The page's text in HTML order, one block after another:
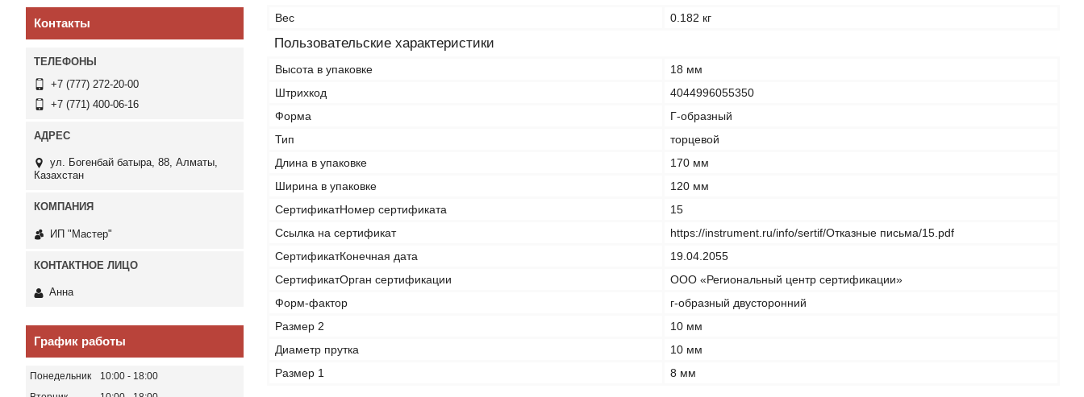
Вес 0.182 кг
Пользовательские характеристики
Высота в упаковке
18 мм
Штрихкод
4044996055350
Форма
Г-образный
Тип
торцевой
Длина в упаковке
170 мм
Ширина в упаковке
120 мм
СертификатНомер сертификата
15
Ссылка на сертификат
https://instrument.ru/info/sertif/Отказные письма/15.pdf
СертификатКонечная дата
19.04.2055
СертификатОрган сертификации
ООО «Региональный центр сертификации»
Форм-фактор
г-образный двусторонний
Размер 2
10 мм
Диаметр прутка
10 мм
Размер 1
8 мм
Контакты
+7 (777) 272-20-00
+7 (771) 400-06-16
ул. Богенбай батыра, 88, Алматы,
Казахстан
ИП "Мастер"
Анна
График работы
Понедельник 10:00
18:00